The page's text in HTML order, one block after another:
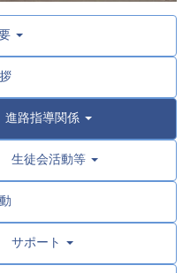
拶
指導関係
会活動等
ート